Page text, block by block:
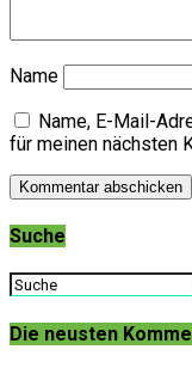
Name
Name, E-Mail-
für meinen nächsten
Suche
Die neusten